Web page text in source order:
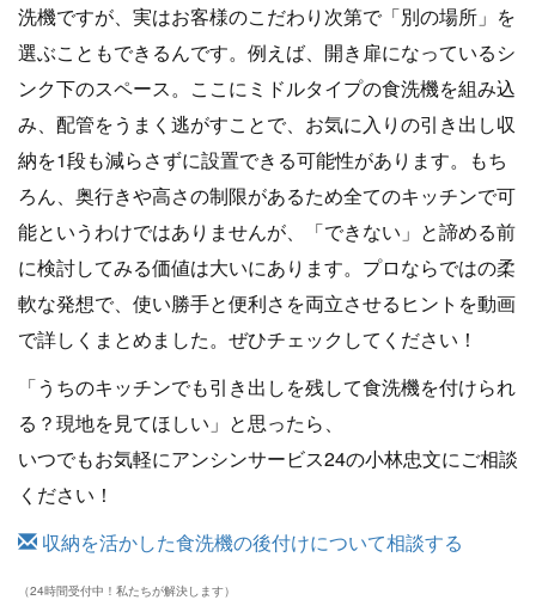
洗機ですが、実はお客様のこだわり次第で「別の場所」を
選ぶこともできるんです。例えば、開き扉になっているシ
ンク下のスペース。ここにミドルタイプの食洗機を組み込
み、配管をうまく逃がすことで、お気に入りの引き出し収
納を1段も減らさずに設置できる可能性があります。もち
ろん、奥行きや高さの制限があるため全てのキッチンで可
能というわけではありませんが、「できない」と諦める前
に検討してみる価値は大いにあります。プロならではの柔
軟な発想で、使い勝手と便利さを両立させるヒントを動画
で詳しくまとめました。ぜひチェックしてください！
「うちのキッチンでも引き出しを残して食洗機を付けられ
る？現地を見てほしい」と思ったら、
いつでもお気軽にアンシンサービス24の小林忠文にご相談
ください！
収納を活かした食洗機の後付けについて相談する
（24時間受付中！私たちが解決します）